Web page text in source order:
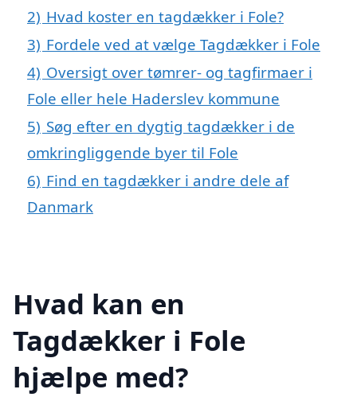
2) Hvad koster en tagdækker i Fole?
3) Fordele ved at vælge Tagdækker i Fole
4) Oversigt over tømrer- og tagfirmaer i
Fole eller hele Haderslev kommune
5) Søg efter en dygtig tagdækker i de
omkringliggende byer til Fole
6) Find en tagdækker i andre dele af
Danmark
Hvad kan en
Tagdækker i Fole
hjælpe med?